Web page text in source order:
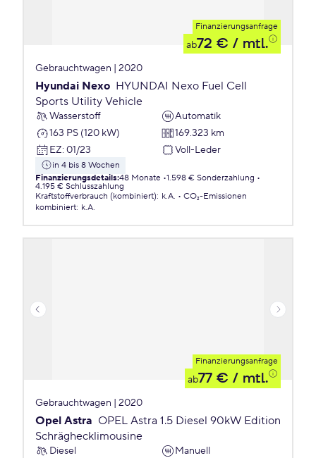
Finanzierungsanfrage
ab72 € / mtl.
Gebrauchtwagen | 2020
Hyundai Nexo HYUNDAI Nexo Fuel Cell
Sports Utility Vehicle
Wasserstoff
Automatik
163 PS (120 kW)
169.323 km
EZ: 01/23 Voll-Leder
in 4 bis 8 Wochen
Finanzierungsdetails:48 Monate 1.598 € Sonderzahlung
4.195 € Schlusszahlung
Kraftstoffverbrauch (kombiniert): k.A.
CO₂-Emissionen
kombiniert: k.A.
Finanzierungsanfrage
ab77 € / mtl.
Gebrauchtwagen | 2020
Opel Astra OPEL Astra 1.5 Diesel 90kW Edition
Schräghecklimousine
Diesel
Manuell